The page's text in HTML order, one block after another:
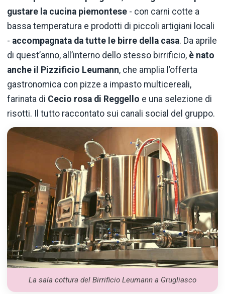
gustare la cucina piemontese - con carni cotte a
bassa temperatura e prodotti di piccoli artigiani locali
- accompagnata da tutte le birre della casa. Da aprile
di quest’anno, all’interno dello stesso birrificio, è nato
anche il Pizzificio Leumann, che amplia l’offerta
gastronomica con pizze a impasto multicereali,
farinata di Cecio rosa di Reggello e una selezione di
risotti. Il tutto raccontato sui canali social del gruppo.
La sala cottura del Birrificio Leumann a Grugliasco